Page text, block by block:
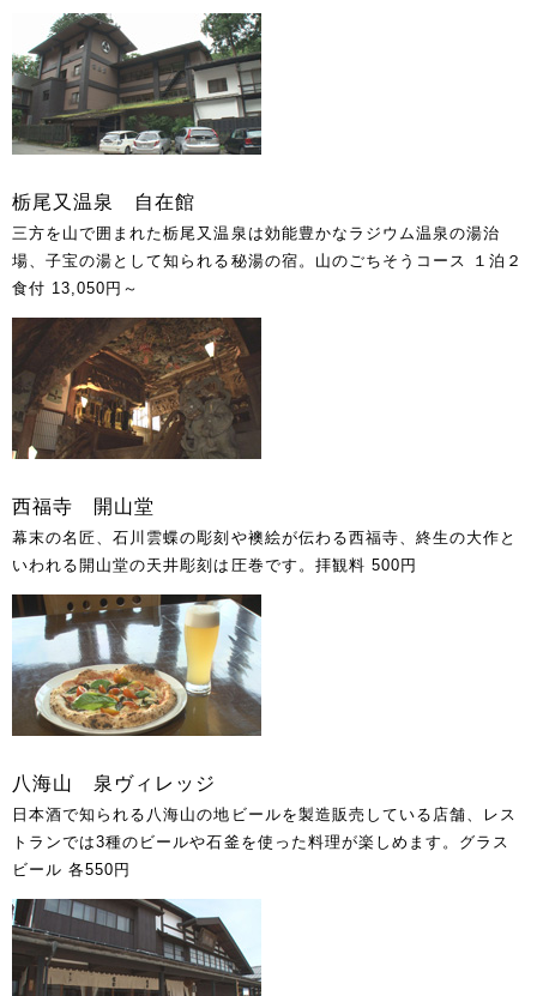
栃尾又温泉 自在館
三方を山で囲まれた栃尾又温泉は効能豊かなラジウム温泉の湯治
場、子宝の湯として知られる秘湯の宿。山のごちそうコース １泊２
食付 13,050円～
西福寺 開山堂
幕末の名匠、石川雲蝶の彫刻や襖絵が伝わる西福寺、終生の大作と
いわれる開山堂の天井彫刻は圧巻です。拝観料 500円
八海山 泉ヴィレッジ
日本酒で知られる八海山の地ビールを製造販売している店舗、レス
トランでは3種のビールや石釜を使った料理が楽しめます。グラス
ビール 各550円